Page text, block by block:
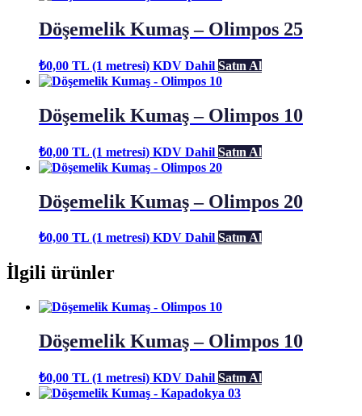
Döşemelik Kumaş – Olimpos 25
₺0,00 TL (1 metresi) KDV Dahil Satın Al
Döşemelik Kumaş – Olimpos 10
₺0,00 TL (1 metresi) KDV Dahil Satın Al
Döşemelik Kumaş – Olimpos 20
₺0,00 TL (1 metresi) KDV Dahil Satın Al
İlgili ürünler
Döşemelik Kumaş – Olimpos 10
₺0,00 TL (1 metresi) KDV Dahil Satın Al